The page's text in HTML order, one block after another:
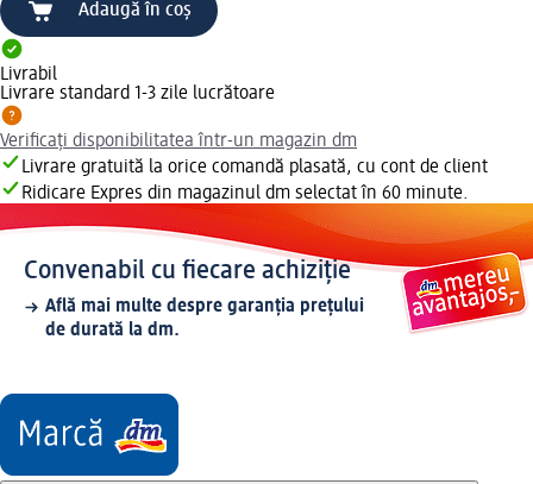
Adaugă în coș
Livrabil
Livrare standard 1-3 zile lucrătoare
Verificați disponibilitatea într-un magazin dm
Livrare gratuită la orice comandă plasată, cu cont de client
Ridicare Expres din magazinul dm selectat în 60 minute.
Convenabil cu fiecare achiziție
Află mai multe despre garanția prețului
de durată la dm.